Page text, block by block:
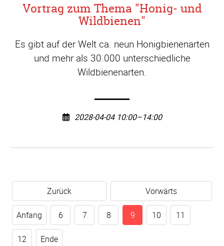
Vortrag zum Thema "Honig- und
Wildbienen"
Es gibt auf der Welt ca. neun Honigbienenarten
und mehr als 30.000 unterschiedliche
Wildbienenarten.
2028-04-04 10:00–14:00
Zurück Vorwärts
Anfang 6 7 8 9 10 11
12 Ende